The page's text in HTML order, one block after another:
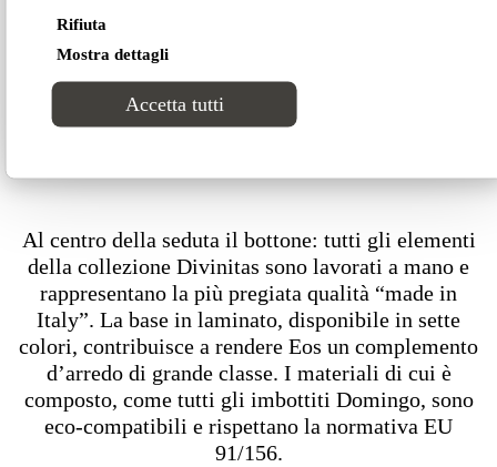
Rifiuta
Mostra dettagli
Accetta tutti
Scarica la scheda tecnica
Scarica 2D/3D
Al centro della seduta il bottone: tutti gli elementi
della collezione Divinitas sono lavorati a mano e
rappresentano la più pregiata qualità “made in
Italy”. La base in laminato, disponibile in sette
colori, contribuisce a rendere Eos un complemento
d’arredo di grande classe. I materiali di cui è
composto, come tutti gli imbottiti Domingo, sono
eco-compatibili e rispettano la normativa EU
91/156.